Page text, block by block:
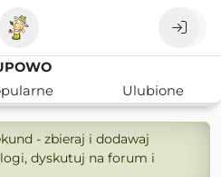
Ulubione
- zbieraj i dodawaj
dyskutuj na forum i